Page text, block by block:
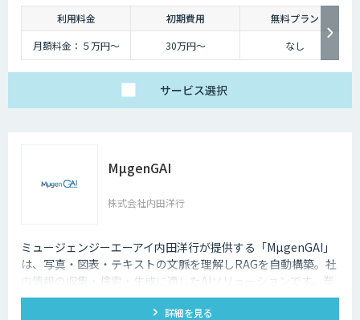
利用料金 初期費用
無料プラン
月額料金：５万円〜
30万円〜 なし
サービス選択
MµgenGAI
株式会社内田洋行
ミュージェンジーエーアイ内田洋行が提供する「MµgenGAI」
は、写真・図表・テキストの文脈を理解しRAGを自動構築。社
内情報の収集・検索・生成に適したAIソリューションです。業
種を問わず業務効率とナレッジ活用を支援します。
詳細を見る